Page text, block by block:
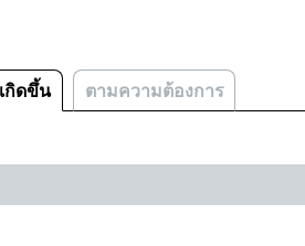
กิดขึ้น ตามความต้องการ